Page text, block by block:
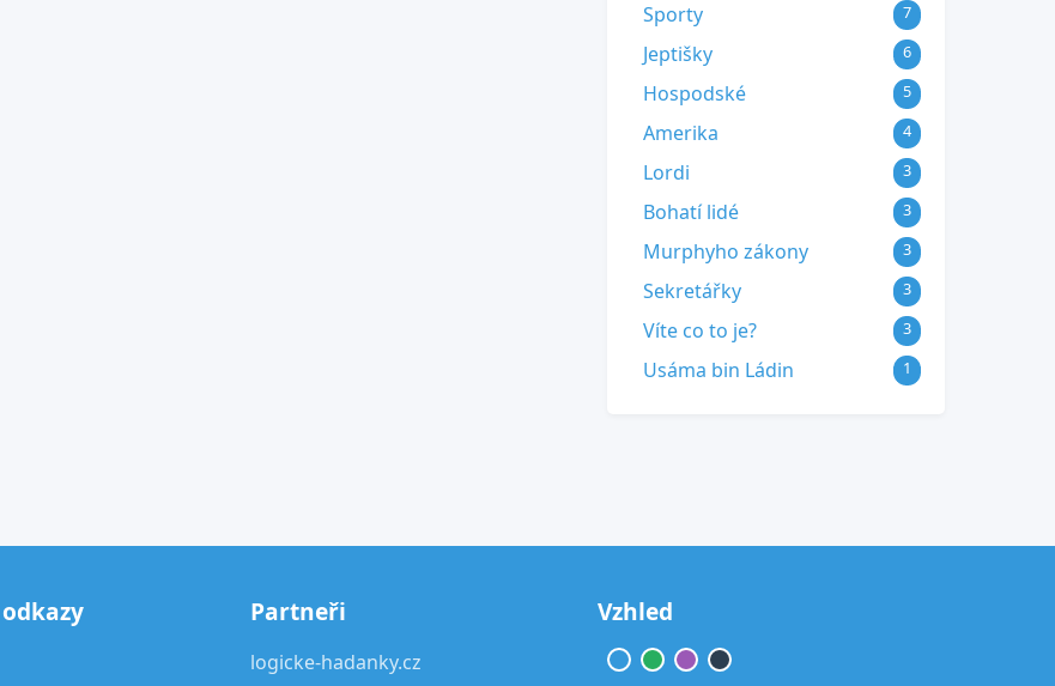
Sporty 7
Jeptišky 6
Hospodské 5
Amerika 4
Lordi 3
Bohatí lidé 3
Murphyho zákony 3
Sekretářky 3
Víte co to je? 3
Usáma bin Ládin 1
Partneři
logicke-hadanky.cz
Vzhled